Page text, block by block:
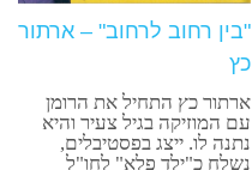
"בין רחוב לרחוב" – ארתור
כץ
ארתור כץ התחיל את הרומן
עם המוזיקה בגיל צעיר והיא
נתנה לו. ייצג בפסטיבלים,
נשלח כ"ילד פלא" לחו"ל